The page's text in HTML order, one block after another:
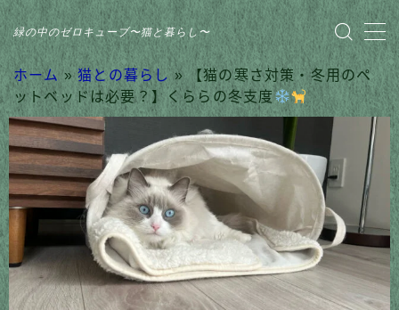
緑の中のゼロキューブ〜猫と暮らし〜
MENU
HOME
おすすめ商品
家のこと
日記
ホーム » 猫との暮らし » 【猫の寒さ対策・冬用のペ
ットベッドは必要？】くららの冬支度